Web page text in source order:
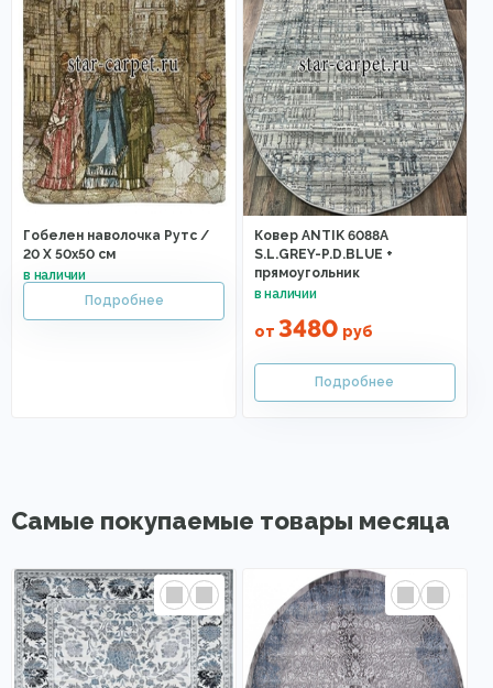
Гобелен наволочка Рутс /
20 X 50х50 см
Ковер ANTIK 6088A
S.L.GREY-P.D.BLUE +
прямоугольник
от 3480 руб
Самые покупаемые товары месяца